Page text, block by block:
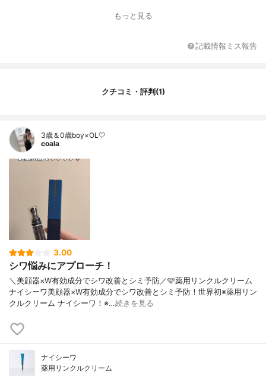
もっと見る
記載情報ミス報告
クチコミ・評判(1)
3歳＆0歳boy×OL🤍
coala
3.00
シワ悩みにアプローチ！
＼美顔器×W有効成分でシワ改善とシミ予防／🩵薬用リンクルクリーム
ナイシーワ美顔器×W有効成分でシワ改善とシミ予防！世界初※薬用リン
クルクリーム ナイシーワ！※…続きを見る
ナイシーワ
薬用リンクルクリーム